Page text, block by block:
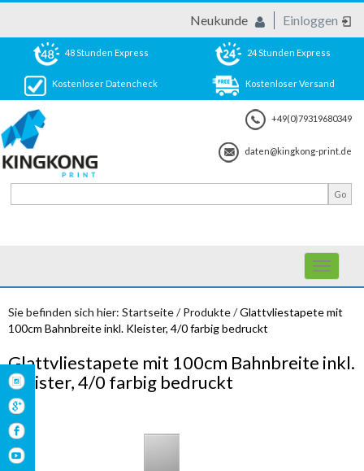
Neukunde Einloggen
48 Stunden Express 24 Stunden Express
Kostenloser Datencheck Kostenloser Versand
+49(0)79319680349
daten@kingkong-print.de
Toggle
Sie befinden sich hier: Startseite/Produkte/Glattvliestapete mit
100cm Bahnbreite inkl. Kleister, 4/0 farbig bedruckt
Glattvliestapete mit 100cm Bahnbreite inkl.
Kleister, 4/0 farbig bedruckt